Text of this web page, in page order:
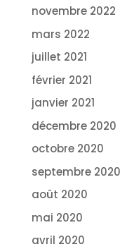
novembre 2022
mars 2022
juillet 2021
février 2021
janvier 2021
décembre 2020
octobre 2020
septembre 2020
août 2020
mai 2020
avril 2020